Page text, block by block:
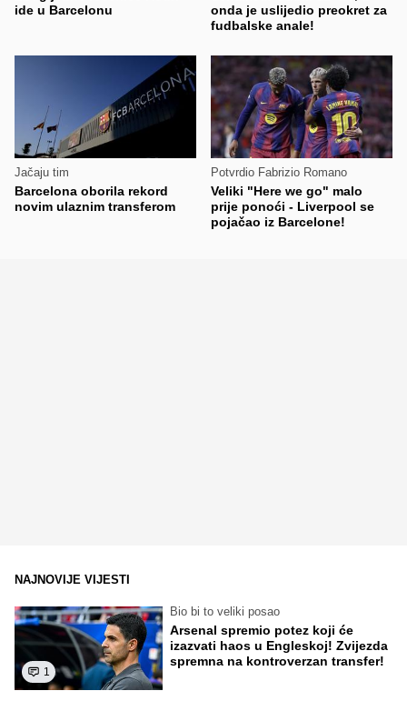
ide u Barcelonu
onda je uslijedio preokret za
fudbalske anale!
Jačaju tim
Barcelona oborila rekord
novim ulaznim transferom
Potvrdio Fabrizio Romano
Veliki "Here we go" malo
prije ponoći - Liverpool se
pojačao iz Barcelone!
NAJNOVIJE VIJESTI
1
Bio bi to veliki posao
Arsenal spremio potez koji će
izazvati haos u Engleskoj! Zvijezda
spremna na kontroverzan transfer!